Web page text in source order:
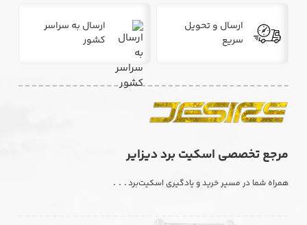
ارسال و تحویل
سریع
ارسال به سراسر
کشور
مرجع تخصصی اسکیت برد دیزایر
همراه شما در مسیر خرید و یادگیری اسکیت‌برد. . .